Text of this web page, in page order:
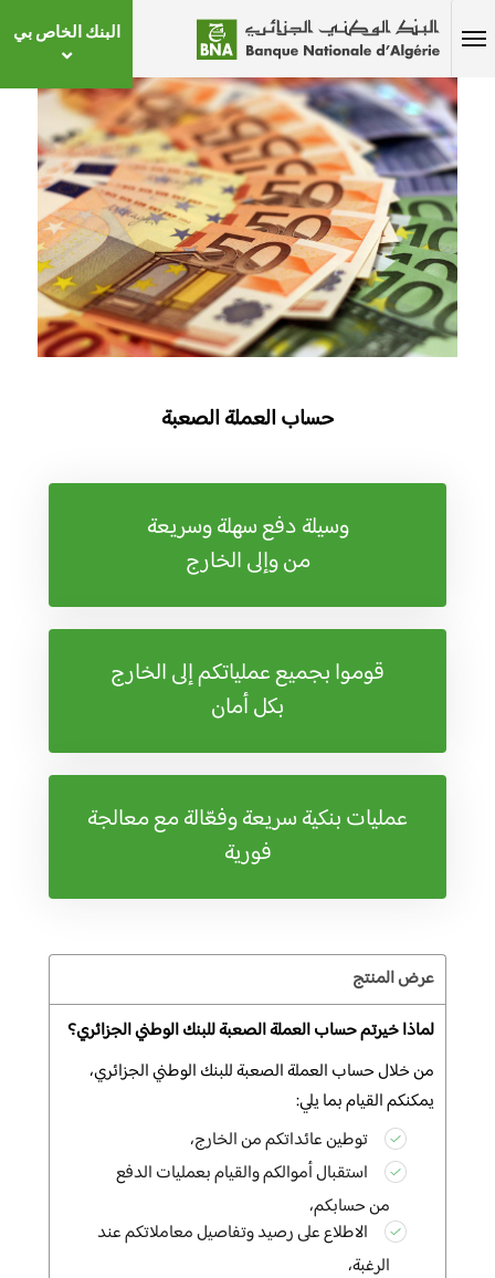
البنك الخاص بي
حساب العملة الصعبة
وسيلة دفع سهلة وسريعة
من وإلى الخارج
قوموا بجميع عملياتكم إلى الخارج
بكل أمان
عمليات بنكية سريعة وفعّالة مع معالجة
فورية
عرض المنتج
لماذا خيرتم حساب العملة الصعبة للبنكالوطني الجزائري؟
من خلال حساب العملة الصعبة للبنك الوطنيالجزائري،
يمكنكم القيام بما يلي:
توطين عائداتكم من الخارج،
استقبال أموالكم والقيام بعمليات الدفع
من حسابكم،
الاطلاع على رصيد وتفاصيل معاملاتكم عند
الرغبة،